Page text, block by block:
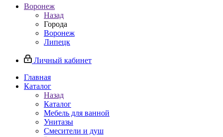
Воронеж
Назад
Города
Воронеж
Липецк
Личный кабинет
Главная
Каталог
Назад
Каталог
Мебель для ванной
Унитазы
Смесители и душ